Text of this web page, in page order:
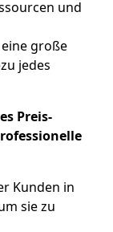
und
große
jedes
Preis-
Kunden in
sie zu